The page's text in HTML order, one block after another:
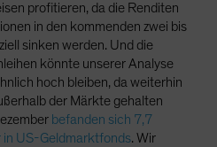
profitieren, da die Renditen
in den kommenden zwei bis
sinken werden. Und die
könnte unserer Analyse
hoch bleiben, da weiterhin
der Märkte gehalten
befanden sich 7,7
in US-Geldmarktfonds. Wir